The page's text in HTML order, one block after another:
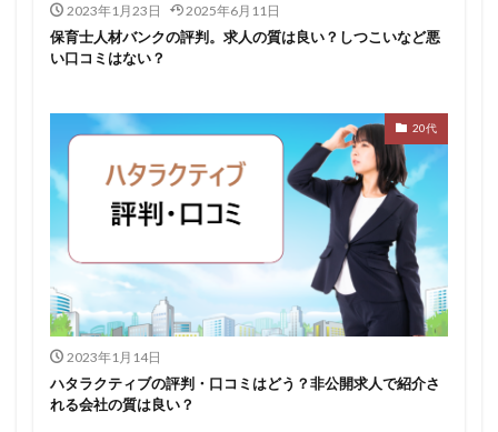
2023年1月23日 2025年6月11日
保育士人材バンクの評判。求人の質は良い？しつこいなど悪
い口コミはない？
20代
2023年1月14日
ハタラクティブの評判・口コミはどう？非公開求人で紹介さ
れる会社の質は良い？